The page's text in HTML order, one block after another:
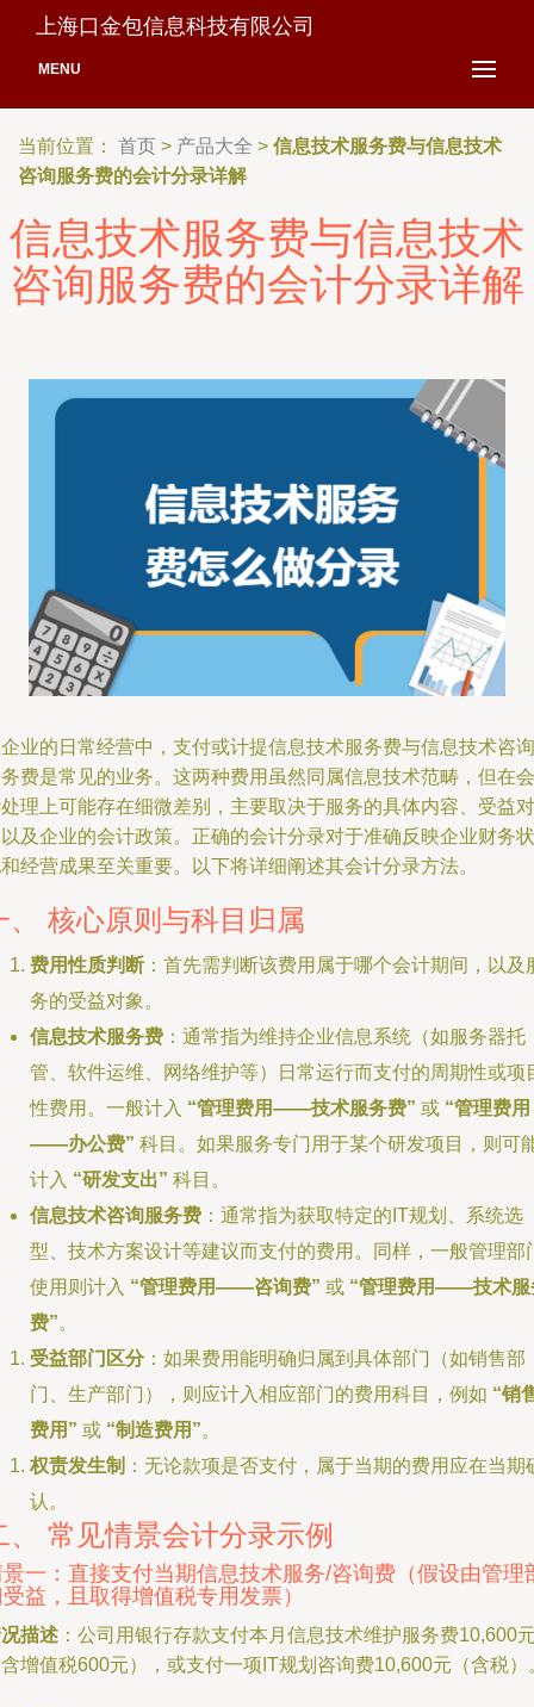
上海口金包信息科技有限公司
MENU
当前位置： 首页 > 产品大全 > 信息技术服务费与信息技术
咨询服务费的会计分录详解
信息技术服务费与信息技术
咨询服务费的会计分录详解
业的日常经营中，支付或计提信息技术服务费与信息技术咨询
费是常见的业务。这两种费用虽然同属信息技术范畴，但在会
理上可能存在细微差别，主要取决于服务的具体内容、受益对
及企业的会计政策。正确的会计分录对于准确反映企业财务状
经营成果至关重要。以下将详细阐述其会计分录方法。
、 核心原则与科目归属
费用性质判断 ：首先需判断该费用属于哪个会计期间，以及
务的受益对象。
信息技术服务费 ：通常指为维持企业信息系统（如服务器托
管、软件运维、网络维护等）日常运行而支付的周期性或项
性费用。一般计入 “管理费用——技术服务费” 或 “管理费用
——办公费” 科目。如果服务专门用于某个研发项目，则可
计入 “研发支出” 科目。
信息技术咨询服务费 ：通常指为获取特定的IT规划、系统选
型、技术方案设计等建议而支付的费用。同样，一般管理部
使用则计入 “管理费用——咨询费” 或 “管理费用——技术服
费”。
受益部门区分：如果费用能明确归属到具体部门（如销售部
门、生产部门），则应计入相应部门的费用科目，例如 “销
费用” 或 “制造费用”。
权责发生制 ：无论款项是否支付，属于当期的费用应在当期
认。
、 常见情景会计分录示例
一：直接支付当期信息技术服务/咨询费（假设由管理
益，且取得增值税专用发票）
描述 ：公司用银行存款支付本月信息技术维护服务费10,600
增值税600元），或支付一项IT规划咨询费10,600元（含税）